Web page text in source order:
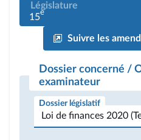
Législature
15e
Suivre les
Dossier concerné /
examinateur
Dossier législatif